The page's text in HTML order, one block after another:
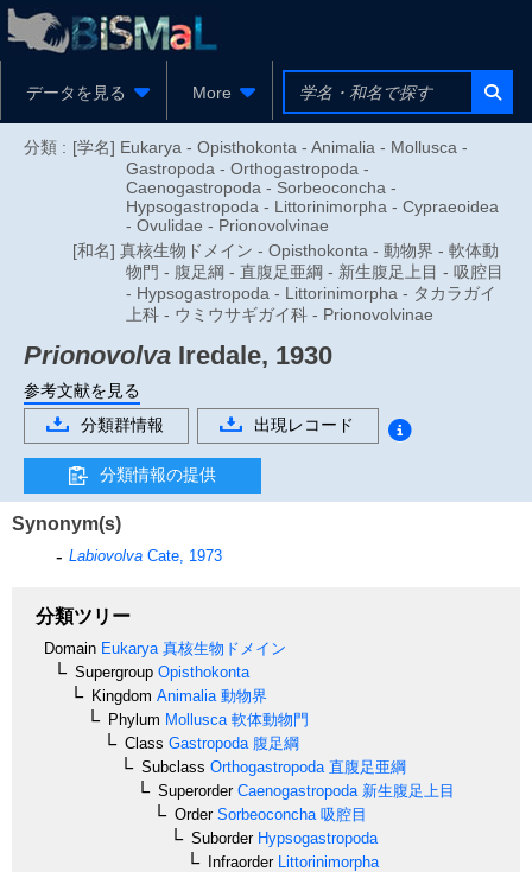
データを見る More
分類 : [学名] Eukarya - Opisthokonta - Animalia - Mollusca -
Gastropoda - Orthogastropoda -
Caenogastropoda - Sorbeoconcha -
Hypsogastropoda - Littorinimorpha - Cypraeoidea
- Ovulidae - Prionovolvinae
[和名] 真核生物ドメイン - Opisthokonta - 動物界 - 軟体動
物門 - 腹足綱 - 直腹足亜綱 - 新生腹足上目 - 吸腔目
- Hypsogastropoda - Littorinimorpha - タカラガイ
上科 - ウミウサギガイ科 - Prionovolvinae
Prionovolva Iredale, 1930
参考文献を見る
分類群情報
出現レコード
分類情報の提供
Synonym(s)
Labiovolva Cate, 1973
分類ツリー
Domain Eukarya 真核生物ドメイン
Supergroup Opisthokonta
Kingdom Animalia 動物界
Phylum Mollusca 軟体動物門
Class Gastropoda 腹足綱
Subclass Orthogastropoda 直腹足亜綱
SuperorderCaenogastropoda 新生腹足上目
OrderSorbeoconcha 吸腔目
SuborderHypsogastropoda
InfraorderLittorinimorpha